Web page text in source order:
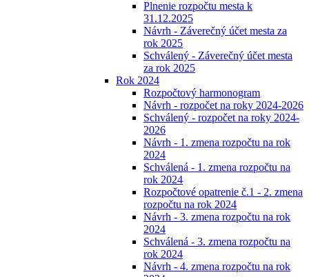
Plnenie rozpočtu mesta k
31.12.2025
Návrh - Záverečný účet mesta za
rok 2025
Schválený - Záverečný účet mesta
za rok 2025
Rok 2024
Rozpočtový harmonogram
Návrh - rozpočet na roky 2024-2026
Schválený - rozpočet na roky 2024-
2026
Návrh - 1. zmena rozpočtu na rok
2024
Schválená - 1. zmena rozpočtu na
rok 2024
Rozpočtové opatrenie č.1 - 2. zmena
rozpočtu na rok 2024
Návrh - 3. zmena rozpočtu na rok
2024
Schválená - 3. zmena rozpočtu na
rok 2024
Návrh - 4. zmena rozpočtu na rok